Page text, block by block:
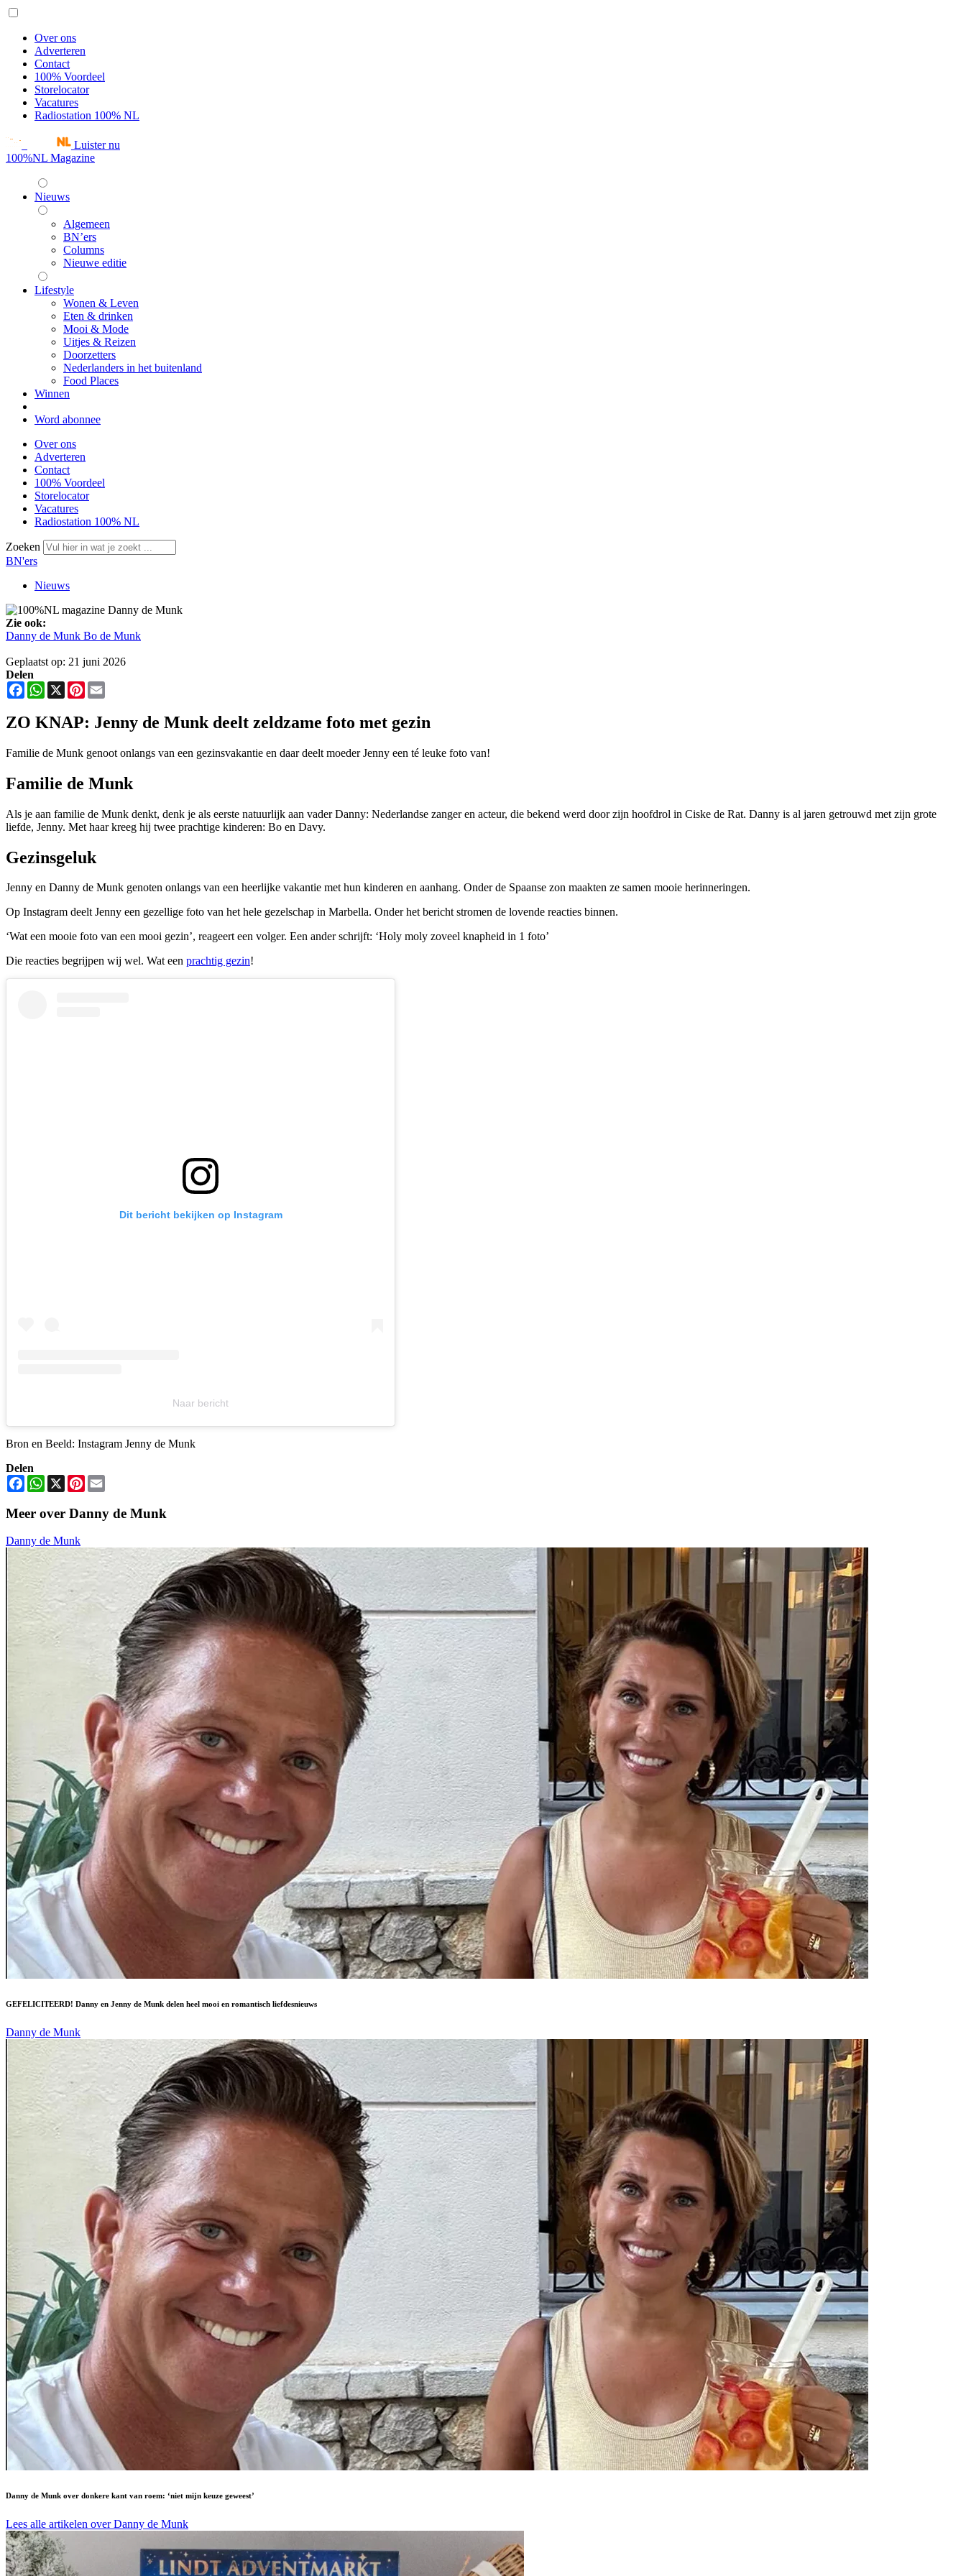
Over ons
Adverteren
Contact
100% Voordeel
Storelocator
Vacatures
Radiostation 100% NL
Luister nu
100%NL Magazine
Nieuws
Algemeen
BN’ers
Columns
Nieuwe editie
Lifestyle
Wonen & Leven
Eten & drinken
Mooi & Mode
Uitjes & Reizen
Doorzetters
Nederlanders in het buitenland
Food Places
Winnen
Word abonnee
Over ons
Adverteren
Contact
100% Voordeel
Storelocator
Vacatures
Radiostation 100% NL
Zoeken
BN'ers
Nieuws
Zie ook:
Danny de Munk Bo de Munk
Geplaatst op: 21 juni 2026
Delen
FacebookWhatsApp
X Pinterest
ZO KNAP: Jenny de Munk deelt zeldzame foto met gezin
Familie de Munk genoot onlangs van een gezinsvakantie en daar deelt moeder Jenny een té leuke foto van!
Familie de Munk
Als je aan familie de Munk denkt, denk je als eerste natuurlijk aan vader Danny: Nederlandse zanger en acteur, die bekend werd door zijn hoofdrol in Ciske de Rat. Danny is al jaren getrouwd met zijn grote
liefde, Jenny. Met haar kreeg hij twee prachtige kinderen: Bo en Davy.
Gezinsgeluk
Jenny en Danny de Munk genoten onlangs van een heerlijke vakantie met hun kinderen en aanhang. Onder de Spaanse zon maakten ze samen mooie herinneringen.
Op Instagram deelt Jenny een gezellige foto van het hele gezelschap in Marbella. Onder het bericht stromen de lovende reacties binnen.
‘Wat een mooie foto van een mooi gezin’, reageert een volger. Een ander schrijft: ‘Holy moly zoveel knapheid in 1 foto’
Die reacties begrijpen wij wel. Wat een prachtig gezin!
Dit bericht bekijken op Instagram
Naar bericht
Bron en Beeld: Instagram Jenny de Munk
Delen
FacebookWhatsApp
X Pinterest
Meer over Danny de Munk
Danny de Munk
GEFELICITEERD! Danny en Jenny de Munk delen heel mooi en romantisch liefdesnieuws
Danny de Munk
Danny de Munk over donkere kant van roem: ‘niet mijn keuze geweest’
Lees alle artikelen over Danny de Munk